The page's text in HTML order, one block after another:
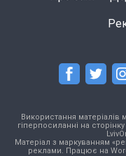
Використання
гіперпосиланні на
Матеріал з маркуванням
реклами. Працює на